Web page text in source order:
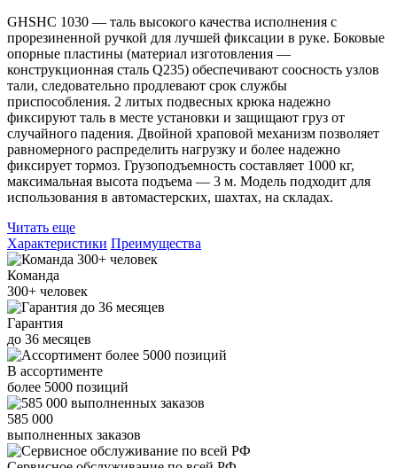
GHSHC 1030 — таль высокого качества исполнения с
прорезиненной ручкой для лучшей фиксации в руке. Боковые
опорные пластины (материал изготовления —
конструкционная сталь Q235) обеспечивают соосность узлов
тали, следовательно продлевают срок службы
приспособления. 2 литых подвесных крюка надежно
фиксируют таль в месте установки и защищают груз от
случайного падения. Двойной храповой механизм позволяет
равномерного распределить нагрузку и более надежно
фиксирует тормоз. Грузоподъемность составляет 1000 кг,
максимальная высота подъема — 3 м. Модель подходит для
использования в автомастерских, шахтах, на складах.
Читать еще
Характеристики Преимущества
Команда
300+ человек
Гарантия
до 36 месяцев
В ассортименте
более 5000 позиций
585 000
выполненных заказов